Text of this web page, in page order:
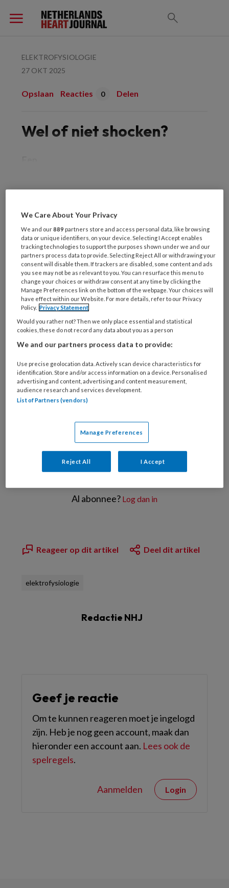
ELEKTROFYSIOLOGIE
27 OKT 2025
Opslaan Reacties 0 Delen
Wel of niet shocken?
Wilt u dit artikel lezen?
Maak eenmalig een account aan op NHJ.nl.
Artikelen van het Netherlands Heart
Journal zijn alleen toegankelijk voor
medische professionals. U kunt zich
aanmelden als u een BIG-registratie,
voorschrijfbevoegdheid of een medisch
beroep of onderzoeksfunctie heeft.
Onbeperkt berichten en artikelen van
Netherlands Heart Journal lezen
Aanbevelingen en commentaren van
Meld u aan
Al abonnee? Log dan in
Reageer op dit artikel Deel dit artikel
elektrofysiologie
Redactie NHJ
Geef je reactie
Om te kunnen reageren moet je ingelogd
zijn. Heb je nog geen account, maak dan
hieronder een account aan. Lees ook de
spelregels.
Aanmelden Login
We Care About Your Privacy
We and our889 partners store and access personal data, like browsing
data or unique identifiers, on your device. Selecting I Accept enables
tracking technologies to support the purposes shown under we and our
partners process data to provide. Selecting Reject All or withdrawing your
consent will disable them. If trackers are disabled, some content and ads
you see may not be as relevant to you. You can resurface this menu to
change your choices or withdraw consent at any time by clicking the
Manage Preferences link on the bottom of the webpage. Your choices will
have effect within our Website. For more details, refer to our Privacy
Policy. Privacy Statement
Would you rather not? Then we only place essential and statistical
cookies, these do not record any data about you as a person
We and our partners process data to provide:
Use precise geolocation data. Actively scan device characteristics for
identification. Store and/or access information on a device. Personalised
advertising and content, advertising and content measurement,
audience research and services development.
List of Partners (vendors)
Manage Preferences
Reject All I Accept